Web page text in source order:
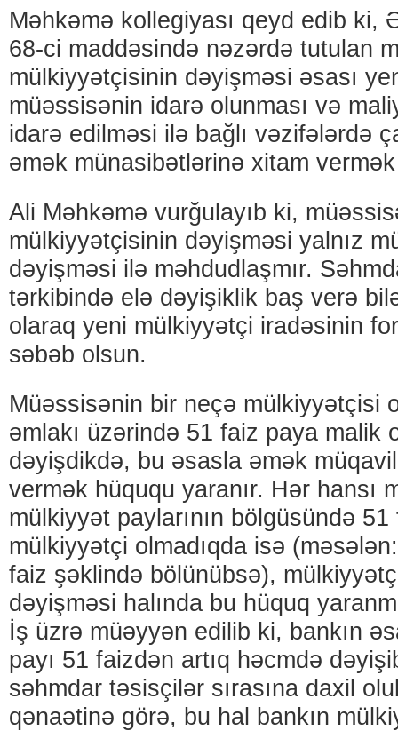
Məhkəmə kollegiyası qeyd edib ki,
68-ci maddəsində nəzərdə tutulan
mülkiyyətçisinin dəyişməsi əsası
müəssisənin idarə olunması və
idarə edilməsi ilə bağlı vəzifələrdə
əmək münasibətlərinə xitam
Ali Məhkəmə vurğulayıb ki,
mülkiyyətçisinin dəyişməsi yalnız
dəyişməsi ilə məhdudlaşmır.
tərkibində elə dəyişiklik baş verə
olaraq yeni mülkiyyətçi iradəsinin
səbəb olsun.
Müəssisənin bir neçə mülkiyyətçisi
əmlakı üzərində 51 faiz paya malik
dəyişdikdə, bu əsasla əmək
vermək hüququ yaranır. Hər hansı
mülkiyyət paylarının bölgüsündə
mülkiyyətçi olmadıqda isə
faiz şəklində bölünübsə),
dəyişməsi halında bu hüquq
İş üzrə müəyyən edilib ki, bankın
payı 51 faizdən artıq həcmdə
səhmdar təsisçilər sırasına daxil
qənaətinə görə, bu hal bankın